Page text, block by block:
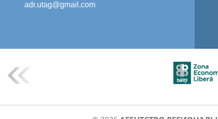
adr.utag@gmail.com